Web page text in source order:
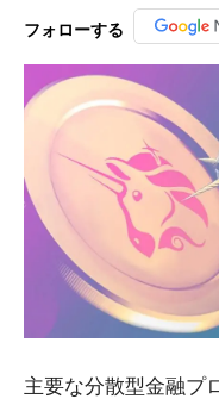
フォローする
主要な分散型金融プ